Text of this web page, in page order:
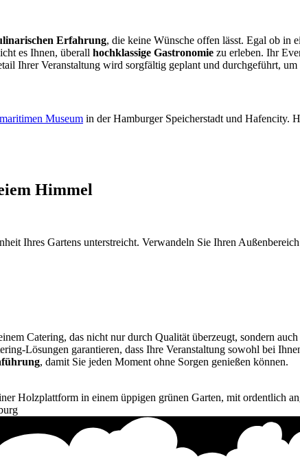
Erfahrung, die keine Wünsche offen lässt. Egal ob in
es Ihnen, überall hochklassige Gastronomie zu erleben. Ihr
Ihrer Veranstaltung wird sorgfältig geplant und durchgeführt, um
Museum in der Hamburger Speicherstadt und Hafencity.
Himmel
Ihres Gartens unterstreicht. Verwandeln Sie Ihren
Catering, das nicht nur durch Qualität überzeugt, sondern auch
Lösungen garantieren, dass Ihre Veranstaltung sowohl bei
, damit Sie jeden Moment ohne Sorgen genießen können.